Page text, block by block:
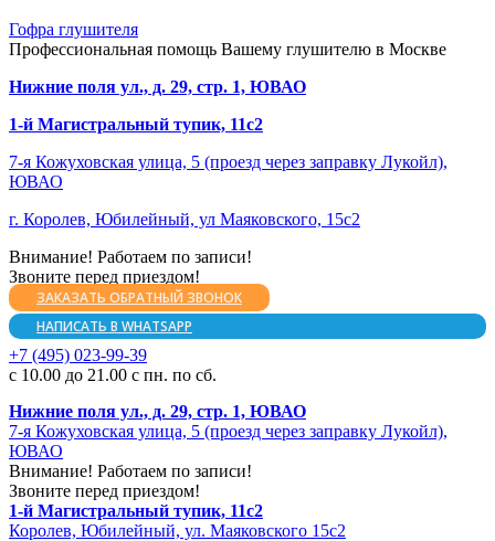
Гофра глушителя
Профессиональная помощь Вашему глушителю в Москве
Нижние поля ул., д. 29, стр. 1, ЮВАО
1-й Магистральный тупик, 11с2
7-я Кожуховская улица, 5 (проезд через заправку Лукойл),
ЮВАО
г. Королев, Юбилейный, ул Маяковского, 15с2
Внимание! Работаем по записи!
Звоните перед приездом!
ЗАКАЗАТЬ ОБРАТНЫЙ ЗВОНОК
НАПИСАТЬ В WHATSAPP
+7 (495) 023-99-39
с 10.00 до 21.00 с пн. по сб.
Нижние поля ул., д. 29, стр. 1, ЮВАО
7-я Кожуховская улица, 5 (проезд через заправку Лукойл),
ЮВАО
Внимание! Работаем по записи!
Звоните перед приездом!
1-й Магистральный тупик, 11с2
Королев, Юбилейный, ул. Маяковского 15с2